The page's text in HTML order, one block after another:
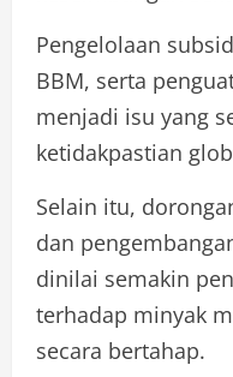
Pengelolaan
BBM, serta
menjadi isu yang
ketidakpastian
Selain itu,
dan
dinilai semakin
terhadap minyak
secara bertahap.